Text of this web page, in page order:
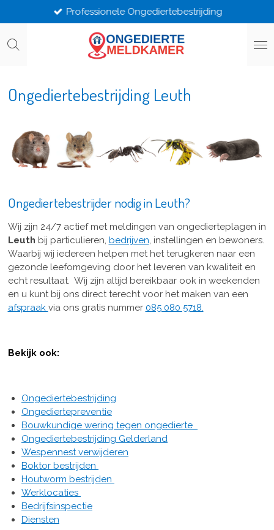
direct
naar
Professionele Ongediertebestrijding
Ongediertebestrijding Leuth
Ongediertebestrijder nodig in Leuth?
Wij zijn 24/7 actief met meldingen van ongedierteplagen in
Leuth bij particulieren, bedrijven, instellingen en bewoners.
Waarbij wij iedereen helpen met het terugkeren naar een
gezonde leefomgeving door het leveren van kwaliteit en
echt resultaat. Wij zijn altijd bereikbaar ook in weekenden
en u kunt bij ons direct terecht voor het maken van een
afspraak via ons gratis nummer 085 080 5718.
Bekijk ook:
Ongediertebestrijding
Ongediertepreventie
Bouwkundige wering tegen ongedierte
Ongediertebestrijding Gelderland
Wespennest verwijderen
Boktor bestrijden
Houtworm bestrijden
Werklocaties
Bedrijfsinspectie
Diensten